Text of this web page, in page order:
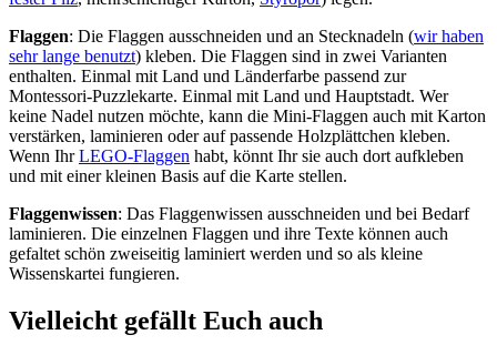
Flaggen: Die Flaggen ausschneiden und an Stecknadeln (wir haben
sehr lange benutzt) kleben. Die Flaggen sind in zwei Varianten
enthalten. Einmal mit Land und Länderfarbe passend zur
Montessori-Puzzlekarte. Einmal mit Land und Hauptstadt. Wer
keine Nadel nutzen möchte, kann die Mini-Flaggen auch mit Karton
verstärken, laminieren oder auf passende Holzplättchen kleben.
Wenn IhrLEGO-Flaggen habt, könnt Ihr sie auch dort aufkleben
und mit einer kleinen Basis auf die Karte stellen.
Flaggenwissen: Das Flaggenwissen ausschneiden und bei Bedarf
laminieren. Die einzelnen Flaggen und ihre Texte können auch
gefaltet schön zweiseitig laminiert werden und so als kleine
Wissenskartei fungieren.
Vielleicht gefällt Euch auch